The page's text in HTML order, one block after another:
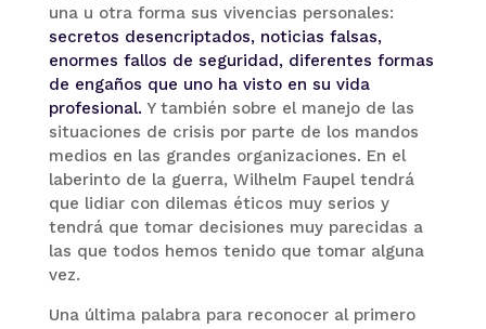
una u otra forma sus vivencias personales:
secretos desencriptados, noticias falsas,
enormes fallos de seguridad, diferentes formas
de engaños que uno ha visto en su vida
profesional. Y también sobre el manejo de las
situaciones de crisis por parte de los mandos
medios en las grandes organizaciones. En el
laberinto de la guerra, Wilhelm Faupel tendrá
que lidiar con dilemas éticos muy serios y
tendrá que tomar decisiones muy parecidas a
las que todos hemos tenido que tomar alguna
vez.
Una última palabra para reconocer al primero